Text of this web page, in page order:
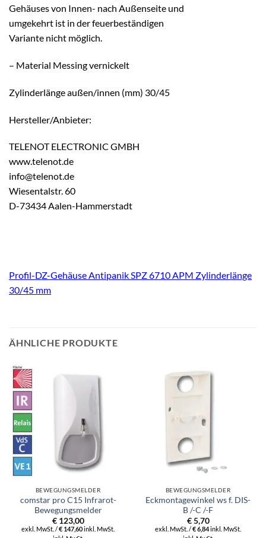
Gehäuses von Innen- nach Außenseite und
umgekehrt ist in der feuerbeständigen
Variante nicht möglich.
– Material Messing vernickelt
Zylinderlänge außen/innen (mm) 30/45
Hersteller/Anbieter:
TELENOT ELECTRONIC GMBH
www.telenot.de
info@telenot.de
Wiesentalstr. 60
D-73434 Aalen-Hammerstadt
Profil-DZ-Gehäuse Antipanik SPZ 6710 APM Zylinderlänge
30/45 mm
ÄHNLICHE PRODUKTE
BEWEGUNGSMELDER
comstar pro C15 Infrarot-
Bewegungsmelder
€123,00
exkl. MwSt. /€ 147,60inkl. MwSt.
BEWEGUNGSMELDER
Eckmontagewinkel ws f. DIS-
B /-C /-F
€5,70
exkl. MwSt. /€6,84inkl. MwSt.